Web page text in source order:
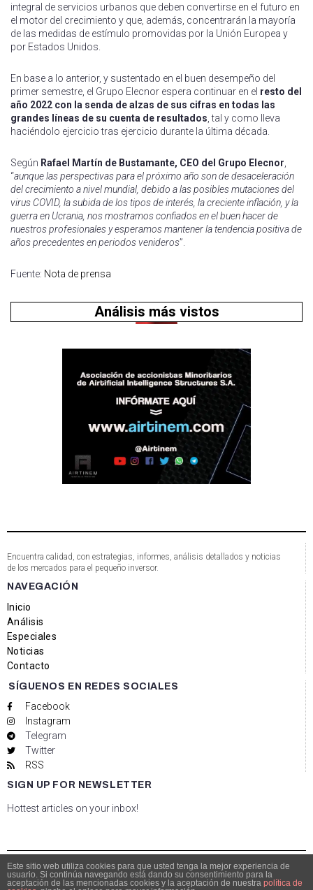
integral de servicios urbanos que deben convertirse en el futuro en
el motor del crecimiento y que, además, concentrarán la mayoría
de las medidas de estímulo promovidas por la Unión Europea y
por Estados Unidos.
En base a lo anterior, y sustentado en el buen desempeño del
primer semestre, el Grupo Elecnor espera continuar en el resto del
año 2022 con la senda de alzas de sus cifras en todas las
grandes líneas de su cuenta de resultados , tal y como lleva
haciéndolo ejercicio tras ejercicio durante la última década.
Según Rafael Martín de Bustamante, CEO del Grupo Elecnor
“aunque las perspectivas para el próximo año son de desaceleración
del crecimiento a nivel mundial, debido a las posibles mutaciones del
virus COVID, la subida de los tipos de interés, la creciente inflación, y la
guerra en Ucrania, nos mostramos confiados en el buen hacer de
nuestros profesionales y esperamos mantener la tendencia positiva de
años precedentes en periodos venideros”.
Fuente: Nota de prensa
Análisis más vistos
Encuentra calidad, con estrategias, informes, análisis detallados y noticias
de los mercados para el pequeño inversor.
NAVEGACIÓN
Inicio
Análisis
Especiales
Noticias
Contacto
SÍGUENOS EN REDES SOCIALES
Facebook
Instagram
Telegram
Twitter
RSS
SIGN UP FOR NEWSLETTER
Hottest articles on your inbox!
© Copyright 2021 Bolsacalidade Contactoinfo@bolsacalidade.es
Este sitio web utiliza cookies para que usted tenga la mejor experiencia de
usuario. Si continúa navegando está dando su consentimiento para la
aceptación de las mencionadas cookies y la aceptación de nuestra política de